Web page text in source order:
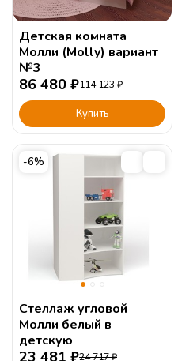
Детская комната
Молли (Molly) вариант
№3
86 480 ₽114 123₽
Купить
-6%
Стеллаж угловой
Молли белый в
детскую
23 481 ₽24 717₽